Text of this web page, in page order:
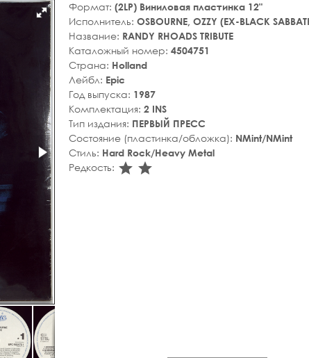
Формат: (2LP) Виниловая пластинка 12"
Исполнитель: OSBOURNE, OZZY (EX-BLACK
Название: RANDY RHOADS TRIBUTE
Каталожный номер: 4504751
Страна: Holland
Лейбл: Epic
Год выпуска: 1987
Комплектация: 2 INS
Тип издания: ПЕРВЫЙ ПРЕСС
Состояние (пластинка/обложка): NMint/NMint
Стиль: Hard Rock/Heavy Metal
Редкость: star_rate
star_rate